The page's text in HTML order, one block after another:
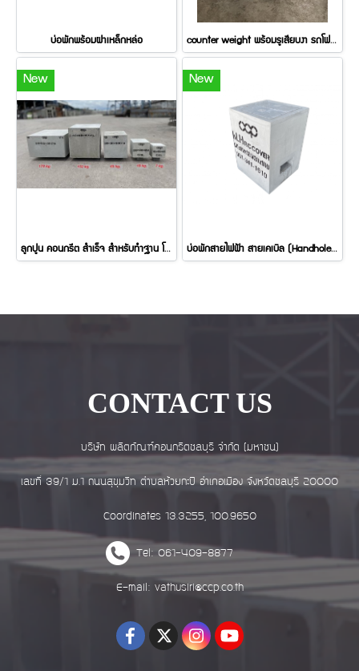
บ่อพักพร้อมฝาเหล็กหล่อ counter weight พร้อมรูเสียบงา รถโฟล์คลิฟท์
New
ลูกปูน คอนกรีต สำเร็จ สำหรับทำฐาน โซลาเซลล์
New
บ่อพักสายไฟฟ้า สายเคเบิล (Handhole) มาตราฐาน CCP พร้อมฝาคอนกรีต บ่อพักพร้อมฝาคอนกรีต
CONTACT US
บริษัท ผลิตภัณฑ์คอนกรีตชลบุรี จำกัด (มหาชน)
เลขที่ 39/1 ม.1 ถนนสุขุมวิท ตำบลห้วยกะปิ อำเภอเมือง จังหวัดชลบุรี 20000
Coordinates 13.3255, 100.9650
Tel: 061-409-8877
E-mail: vathusiri@ccp.co.th